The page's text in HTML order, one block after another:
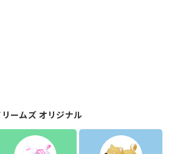
リームズ オリジナル